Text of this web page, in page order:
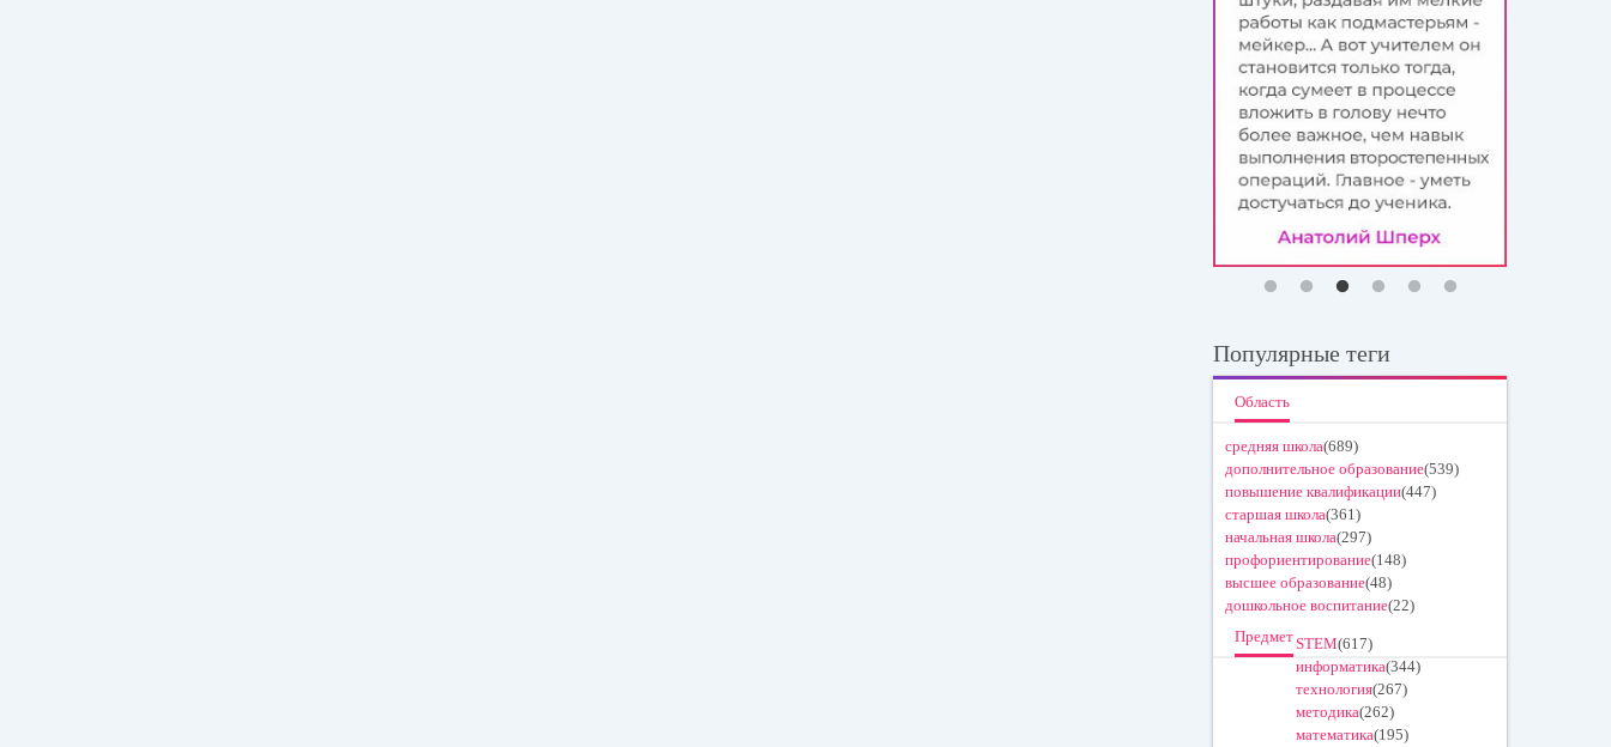
Популярные теги
Область
средняя школа(689)
дополнительное образование(539)
повышение квалификации(447)
старшая школа(361)
начальная школа(297)
профориентирование(148)
высшее образование(48)
дошкольное воспитание(22)
ПредметSTEM(617)
информатика(344)
технология(267)
методика(262)
математика(195)